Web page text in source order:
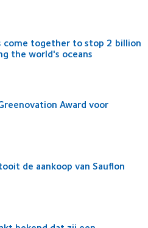
come together to stop 2 billion
the world's oceans
Award voor
de aankoop van Sauflon